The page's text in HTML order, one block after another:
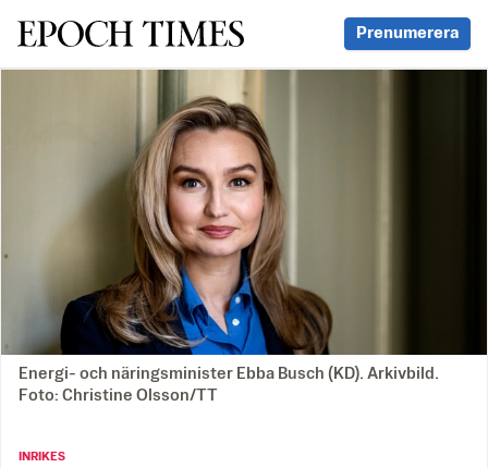
Svenska Epoch Times Prenumerera
Energi- och näringsminister Ebba Busch (KD). Arkivbild.
Foto: Christine Olsson/TT
INRIKES